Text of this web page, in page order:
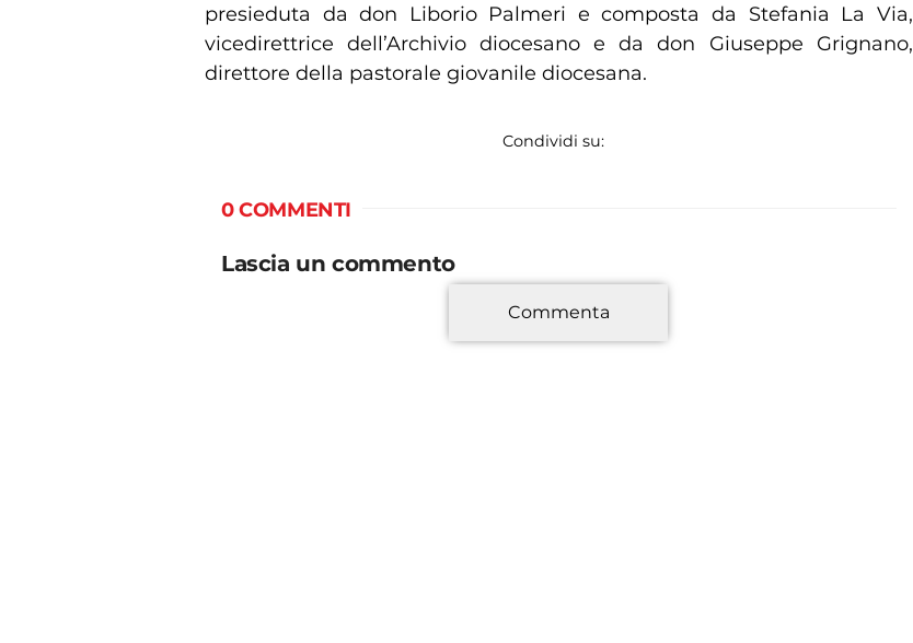
presieduta da don Liborio Palmeri e composta da Stefania La Via,
vicedirettrice dell’Archivio diocesano e da don Giuseppe Grignano,
direttore della pastorale giovanile diocesana.
Condividi su:
0 COMMENTI
Lascia un commento
Commenta